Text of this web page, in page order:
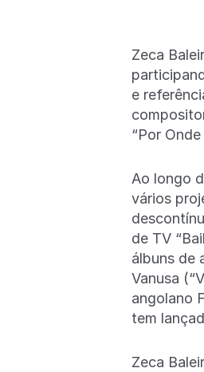
Zeca
e
“Por
Ao longo
vários
de TV
álbuns de
Vanusa
angolano
tem
Zeca